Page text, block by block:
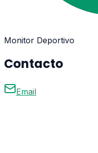
Monitor Deportivo
Contacto
Email